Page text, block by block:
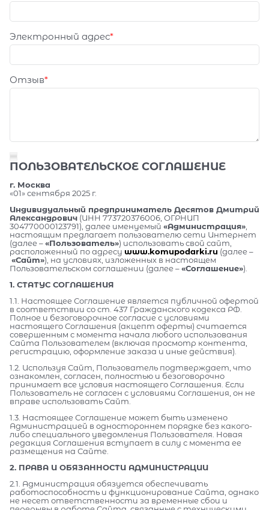
Электронный адрес
Отзыв
ПОЛЬЗОВАТЕЛЬСКОЕ СОГЛАШЕНИЕ
г. Москва
«01» сентября 2025 г.
Индивидуальный предприниматель Десятов Дмитрий
Александрович (ИНН 773720376006, ОГРНИП
304770000123791), далее именуемый «Администрация»
настоящим предлагает пользователю сети Интернет
(далее –«Пользователь») использовать свой сайт,
расположенный по адресу www.komupodarki.ru (далее –
«Сайт»), на условиях, изложенных в настоящем
Пользовательском соглашении (далее –«Соглашение»).
1. СТАТУС СОГЛАШЕНИЯ
1.1. Настоящее Соглашение является публичной офертой
в соответствии со ст. 437 Гражданского кодекса РФ.
Полное и безоговорочное согласие с условиями
настоящего Соглашения (акцепт оферты) считается
совершенным с момента начала любого использования
Сайта Пользователем (включая просмотр контента,
регистрацию, оформление заказа и иные действия).
1.2. Используя Сайт, Пользователь подтверждает, что
ознакомлен, согласен, полностью и безоговорочно
принимает все условия настоящего Соглашения. Если
Пользователь не согласен с условиями Соглашения, он не
вправе использовать Сайт.
1.3. Настоящее Соглашение может быть изменено
Администрацией в одностороннем порядке без какого-
либо специального уведомления Пользователя. Новая
редакция Соглашения вступает в силу с момента ее
размещения на Сайте.
2. ПРАВА И ОБЯЗАННОСТИ АДМИНИСТРАЦИИ
2.1. Администрация обязуется обеспечивать
работоспособность и функционирование Сайта, однако
не несет ответственности за временные сбои и